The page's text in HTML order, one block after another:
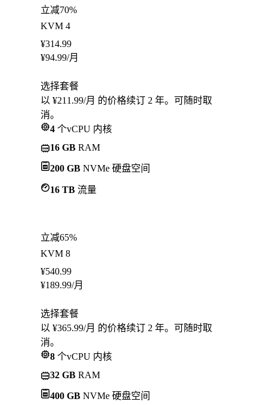
立减70%
KVM 4
¥314.99
¥94.99/月
选择套餐
以 ¥211.99/月 的价格续订 2 年。可随时取
消。
4 个vCPU 内核
16 GB RAM
200 GB NVMe 硬盘空间
16 TB 流量
立减65%
KVM 8
¥540.99
¥189.99/月
选择套餐
以 ¥365.99/月 的价格续订 2 年。可随时取
消。
8 个vCPU 内核
32 GB RAM
400 GB NVMe 硬盘空间